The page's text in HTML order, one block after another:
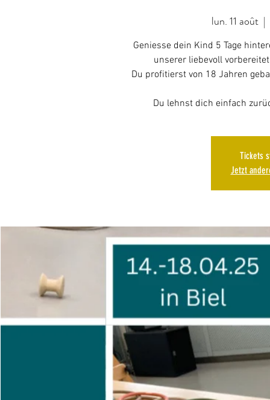
lun. 11 août
  |
Geniesse dein Kind 5 Tage
unserer liebevoll
Du profitierst von 18 Jahren
Tickets
Jetzt